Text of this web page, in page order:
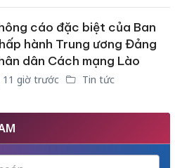
cáo đặc biệt của Ban
hành Trung ương Đảng
dân Cách mạng Lào
11 giờ trước Tin tức